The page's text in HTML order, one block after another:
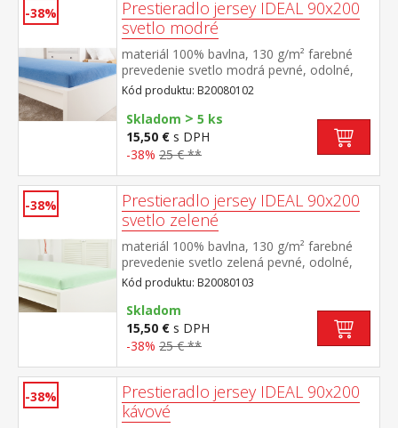
-38%
Prestieradlo jersey IDEAL 90x200
svetlo modré
materiál 100% bavlna, 130 g/m² farebné
prevedenie svetlo modrá pevné, odolné,
stálofarebné, obšité gumou pre matrace do
výšky 25 cm prateľné do 60 °C
Kód produktu: B20080102
Skladom > 5 ks
15,50 € s DPH
-38% 25 € **
-38%
Prestieradlo jersey IDEAL 90x200
svetlo zelené
materiál 100% bavlna, 130 g/m² farebné
prevedenie svetlo zelená pevné, odolné,
stálofarebné, obšité gumou pre matrace do
výšky 25 cm prateľné do 60 °C
Kód produktu: B20080103
Skladom
15,50 € s DPH
-38% 25 € **
-38%
Prestieradlo jersey IDEAL 90x200
kávové